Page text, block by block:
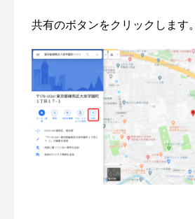
共有のボタンをクリックします。